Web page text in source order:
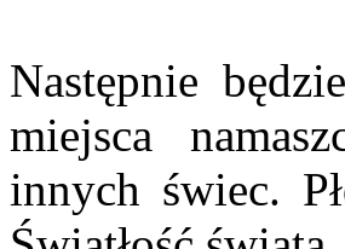
Następnie
miejsca
innych świec.